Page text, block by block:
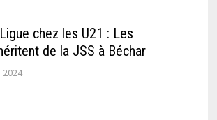
chez les U21 : Les
de la JSS à Béchar